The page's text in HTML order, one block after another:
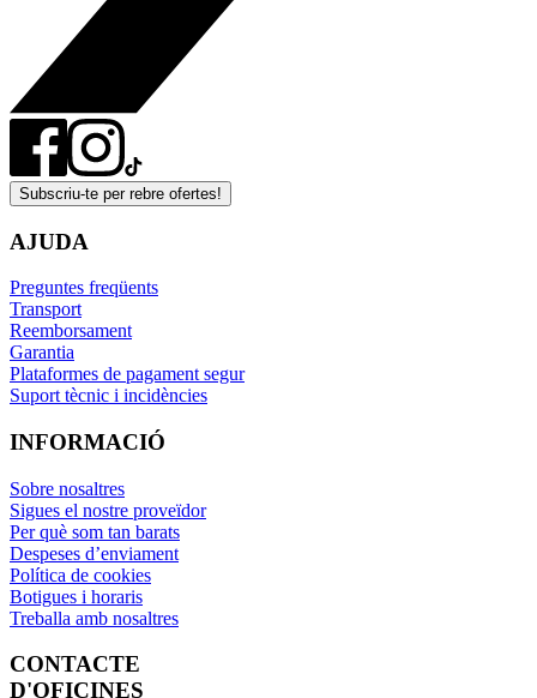
Subscriu-te per rebre ofertes!
AJUDA
Preguntes freqüents
Transport
Reemborsament
Garantia
Plataformes de pagament segur
Suport tècnic i incidències
INFORMACIÓ
Sobre nosaltres
Sigues el nostre proveïdor
Per què som tan barats
Despeses d’enviament
Política de cookies
Botigues i horaris
Treballa amb nosaltres
CONTACTE
D'OFICINES